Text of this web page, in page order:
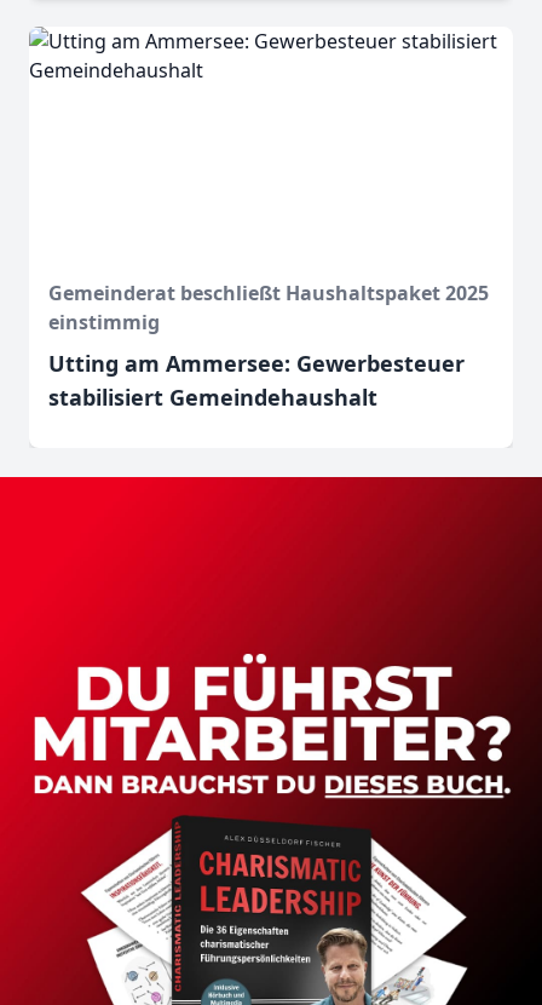
Gemeinderat beschließt Haushaltspaket 2025
einstimmig
Utting am Ammersee: Gewerbesteuer
stabilisiert Gemeindehaushalt